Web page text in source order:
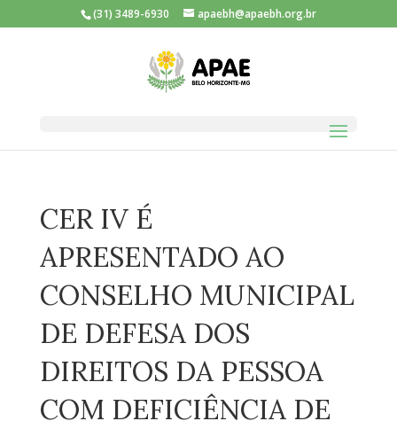
(31) 3489-6930 apaebh@apaebh.org.br
CER IV É
APRESENTADO AO
CONSELHO MUNICIPAL
DE DEFESA DOS
DIREITOS DA PESSOA
COM DEFICIÊNCIA DE